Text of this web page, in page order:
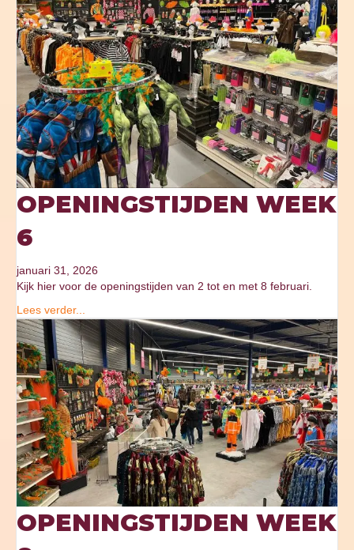
OPENINGSTIJDEN WEEK
6
januari 31, 2026
Kijk hier voor de openingstijden van 2 tot en met 8 februari.
Lees verder...
OPENINGSTIJDEN WEEK